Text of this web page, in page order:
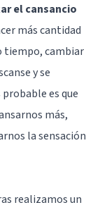
el cansancio
más cantidad
tiempo, cambiar
y se
es que
más,
la sensación
realizamos un